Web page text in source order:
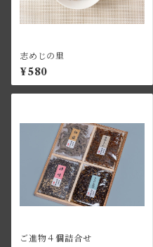
志めじの里
¥580
ご進物４個詰合せ